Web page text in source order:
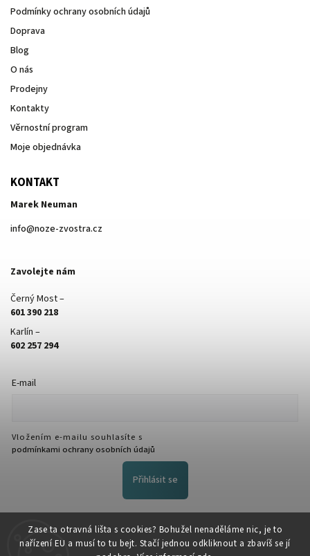
Zase ta otravná lišta s cookies? Bohužel nenaděláme nic, je to
nařízení EU a musí to tu bejt. Stačí jednou odkliknout a zbavíš se jí
Podmínky ochrany osobních údajů
Doprava
Blog
O nás
Prodejny
Kontakty
Věrnostní program
Moje objednávka
KONTAKT
Marek Neuman
info@noze-zvostra.cz
Zavolejte nám
Černý Most –
601 390 218
Karlín –
602 257 294
E-mail
Vložením e-mailu souhlasíte s
podmínkami ochrany osobních údajů
Přihlásit se
FACEBOOK